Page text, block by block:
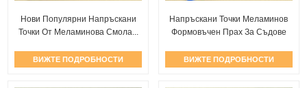
Нови Популярни Напръскани
Точки От Меламинова Смола...
ВИЖТЕ ПОДРОБНОСТИ
Напръскани Точки Меламинов
Формовъчен Прах За Съдове
ВИЖТЕ ПОДРОБНОСТИ